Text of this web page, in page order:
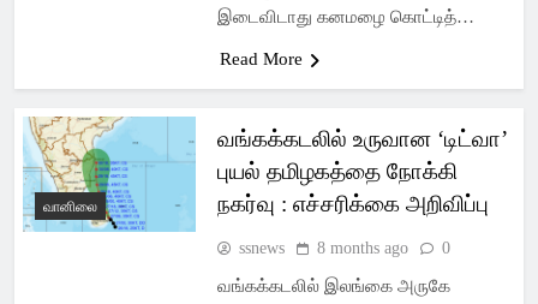
இடைவிடாது கனமழை கொட்டித்…
Read More
வானிலை
வங்கக்கடலில் உருவான ‘டிட்வா’
புயல் தமிழகத்தை நோக்கி
நகர்வு : எச்சரிக்கை அறிவிப்பு
ssnews 8 months ago 0
வங்கக்கடலில் இலங்கை அருகே